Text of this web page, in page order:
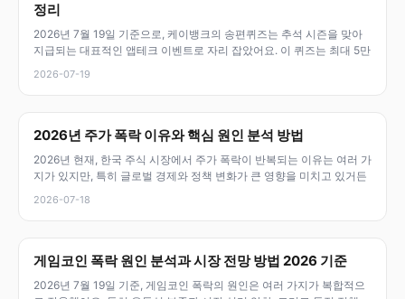
정리
2026년 7월 19일 기준으로, 케이뱅크의 송편퀴즈는 추석 시즌을 맞아
지급되는 대표적인 앱테크 이벤트로 자리 잡았어요. 이 퀴즈는 최대 5만
2026-07-19
2026년 주가 폭락 이유와 핵심 원인 분석 방법
2026년 현재, 한국 주식 시장에서 주가 폭락이 반복되는 이유는 여러 가
지가 있지만, 특히 글로벌 경제와 정책 변화가 큰 영향을 미치고 있거든
2026-07-18
게임코인 폭락 원인 분석과 시장 전망 방법 2026 기준
2026년 7월 19일 기준, 게임코인 폭락의 원인은 여러 가지가 복합적으